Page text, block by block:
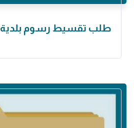
طلب تقسيط رسوم بلدية